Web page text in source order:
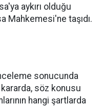
aykırı olduğu
Mahkemesi'ne taşıdı.
sonucunda
söz konusu
hangi şartlarda